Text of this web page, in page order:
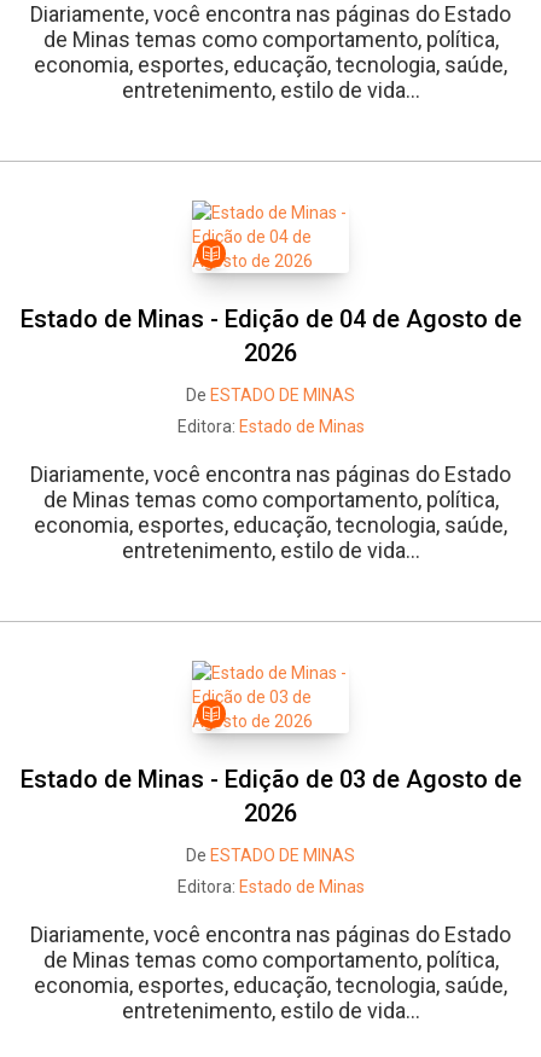
Diariamente, você encontra nas páginas do Estado
de Minas temas como comportamento, política,
economia, esportes, educação, tecnologia, saúde,
entretenimento, estilo de vida...
Estado de Minas - Edição de 04 de Agosto de
2026
De ESTADO DE MINAS
Editora: Estado de Minas
Diariamente, você encontra nas páginas do Estado
de Minas temas como comportamento, política,
economia, esportes, educação, tecnologia, saúde,
entretenimento, estilo de vida...
Estado de Minas - Edição de 03 de Agosto de
2026
De ESTADO DE MINAS
Editora: Estado de Minas
Diariamente, você encontra nas páginas do Estado
de Minas temas como comportamento, política,
economia, esportes, educação, tecnologia, saúde,
entretenimento, estilo de vida...